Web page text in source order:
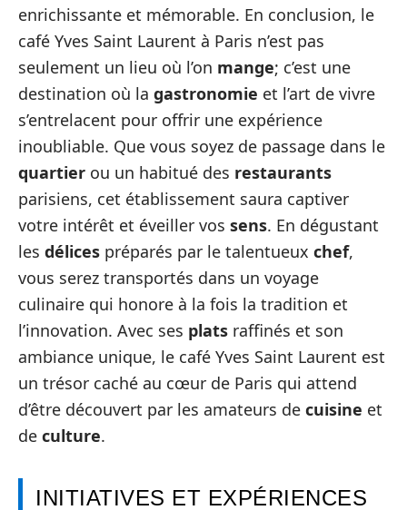
enrichissante et mémorable. En conclusion, le
café Yves Saint Laurent à Paris n’est pas
seulement un lieu où l’on mange; c’est une
destination où la gastronomie et l’art de vivre
s’entrelacent pour offrir une expérience
inoubliable. Que vous soyez de passage dans le
quartier ou un habitué des restaurants
parisiens, cet établissement saura captiver
votre intérêt et éveiller vos sens. En dégustant
les délices préparés par le talentueux chef,
vous serez transportés dans un voyage
culinaire qui honore à la fois la tradition et
l’innovation. Avec ses plats raffinés et son
ambiance unique, le café Yves Saint Laurent est
un trésor caché au cœur de Paris qui attend
d’être découvert par les amateurs de cuisine et
de culture.
INITIATIVES ET EXPÉRIENCES